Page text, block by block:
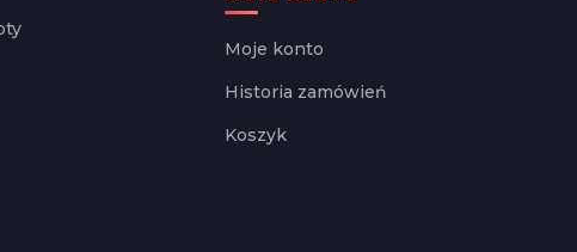
Moje konto
Historia zamówień
Koszyk